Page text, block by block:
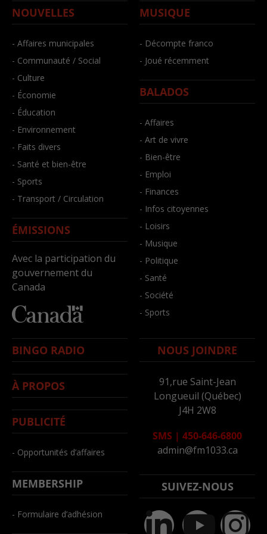
NOUVELLES
- Affaires municipales
- Communauté / Social
- Culture
- Économie
- Éducation
- Environnement
- Faits divers
- Santé et bien-être
- Sports
- Transport / Circulation
ÉMISSIONS
Avec la participation du
gouvernement du
Canada
MUSIQUE
- Décompte franco
- Joué récemment
BALADOS
- Affaires
- Art de vivre
- Bien-être
- Emploi
- Finances
- Infos citoyennes
- Loisirs
- Musique
- Politique
- Santé
- Société
- Sports
BINGO RADIO
À PROPOS
PUBLICITÉ
- Opportunités d’affaires
MEMBERSHIP
- Formulaire d’adhésion
NOUS JOINDRE
91,rue Saint-Jean
Longueuil (Québec)
J4H 2W8
SMS | 450-646-6800
admin@fm1033.ca
SUIVEZ-NOUS